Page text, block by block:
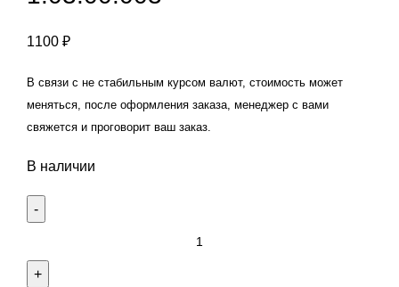
1100 ₽
В связи с не стабильным курсом валют, стоимость может
меняться, после оформления заказа, менеджер с вами
свяжется и проговорит ваш заказ.
В наличии
Палец